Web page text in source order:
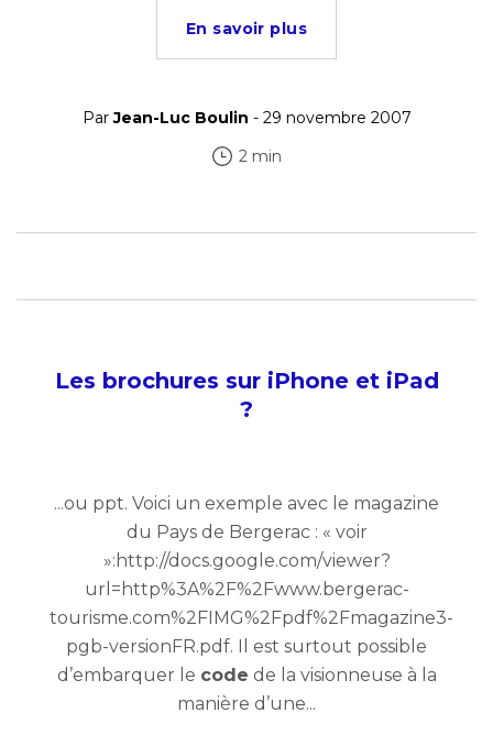
En savoir plus
ParJean-Luc Boulin - 29 novembre 2007
2 min
Les brochures sur iPhone et iPad
?
...ou ppt. Voici un exemple avec le magazine
du Pays de Bergerac : « voir
»:http://docs.google.com/viewer?
url=http%3A%2F%2Fwww.bergerac-
tourisme.com%2FIMG%2Fpdf%2Fmagazine3-
pgb-versionFR.pdf. Il est surtout possible
d’embarquer le code de la visionneuse à la
manière d’une...